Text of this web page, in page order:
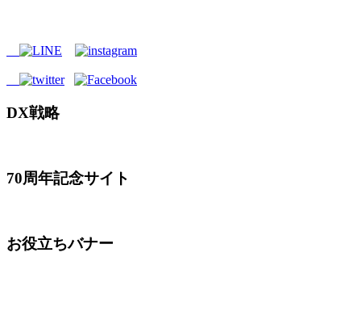
DX戦略
70周年記念サイト
お役立ちバナー